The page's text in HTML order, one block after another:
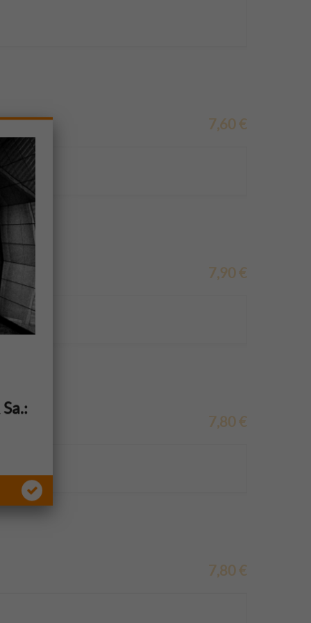
7,60 €
7,90 €
7,80 €
7,80 €
Sa.: